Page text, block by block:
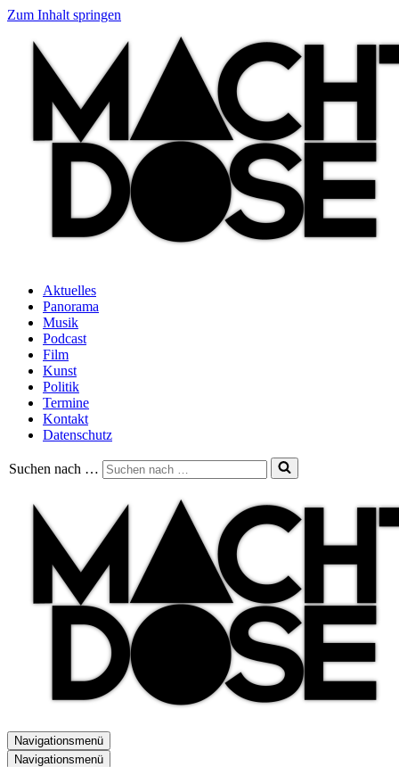
Zum Inhalt springen
Aktuelles
Panorama
Musik
Podcast
Film
Kunst
Politik
Termine
Kontakt
Datenschutz
Suchen nach …
Navigationsmenü
Navigationsmenü